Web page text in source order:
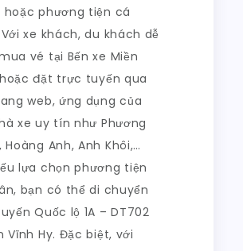
hoặc phương tiện cá
xe khách, du khách dễ
vé tại Bến xe Miền
đặt trực tuyến qua
web, ứng dụng của
xe uy tín như Phương
Hoàng Anh, Anh Khôi,…
lựa chọn phương tiện
bạn có thể di chuyển
Quốc lộ 1A – DT702
Vĩnh Hy. Đặc biệt, với